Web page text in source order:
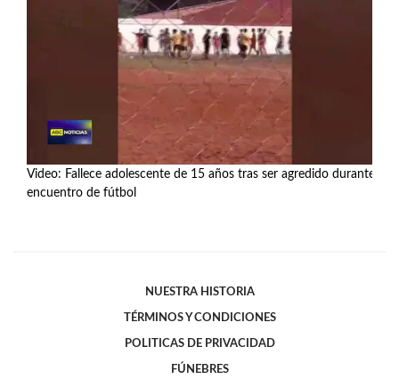
Video: Fallece adolescente de 15 años tras ser agredido durante
encuentro de fútbol
NUESTRA HISTORIA
TÉRMINOS Y CONDICIONES
POLITICAS DE PRIVACIDAD
FÚNEBRES